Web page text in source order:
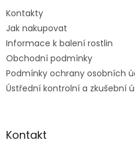
Kontakty
Jak nakupovat
Informace k balení rostlin
Obchodní podmínky
Podmínky ochrany osobních
Ústřední kontrolní a zkušební
Kontakt